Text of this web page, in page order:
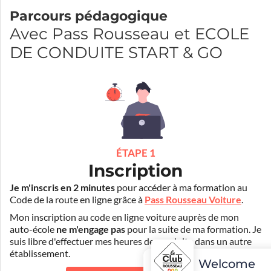
Parcours pédagogique
Avec Pass Rousseau et ECOLE
DE CONDUITE START & GO
ÉTAPE 1
Inscription
Je m'inscris en 2 minutes pour accéder à ma formation au
Code de la route en ligne grâce à Pass Rousseau Voiture.
Mon inscription au code en ligne voiture auprès de mon
auto-école ne m'engage pas pour la suite de ma formation. Je
suis libre d'effectuer mes heures de conduite dans un autre
établissement.
Welcome